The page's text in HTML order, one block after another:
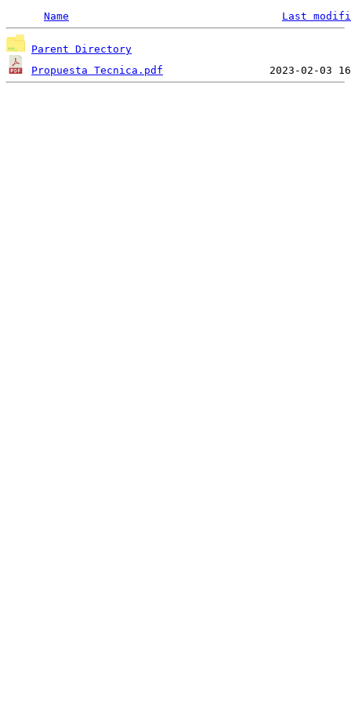
Name Last
Parent Directory
Propuesta Tecnica.pdf